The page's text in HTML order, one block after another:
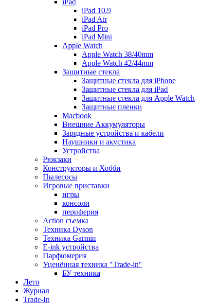
iPad
iPad 10.9
iPad Air
iPad Pro
iPad Mini
Apple Watch
Apple Watch 38/40mm
Apple Watch 42/44mm
Защитные стекла
Защитные стекла для iPhone
Защитные стекла для iPad
Защитные стекла для Apple Watch
Защитные пленки
Macbook
Внешние Аккумуляторы
Зарядные устройства и кабели
Наушники и акустика
Устройства
Рюкзаки
Конструкторы и Хобби
Пылесосы
Игровые приставки
игры
консоли
периферия
Action съемка
Техника Dyson
Техника Garmin
E-ink устройства
Парфюмерия
Уценённая техника "Trade-in"
БУ техника
Лето
Журнал
Trade-In